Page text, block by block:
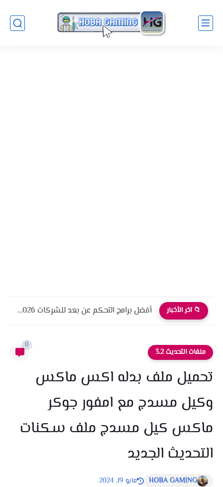
📁 آخر الأخبار أفضل برامج التحكم عن بعد للشركات 2026 أمان، أداء، واحترافية
ملفات التحديث 3.2
0
تحميل ملف بدله اكس ماكس
وكيل مسدج مع امفور جوكر
ماكس كيل مسدج ملف سكنات
التحديث الجديد
HOBA GAMING مايو 19, 2024